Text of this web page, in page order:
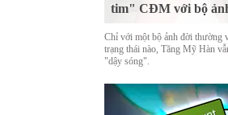
tim" CĐM với bộ
Chỉ với một bộ ảnh đời thường
trạng thái nào, Tăng Mỹ Hàn
"dậy sóng".